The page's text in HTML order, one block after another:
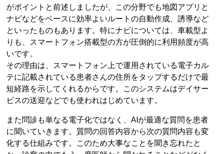
がポイントと前述しましたが、この分野でも地図アプリと
ナビなどをベースに効率よいルートの自動作成、誘導など
といったものもあります。特にナビについては、車載型よ
りも、スマートフォン搭載型の方が圧倒的に利用頻度が高
いです。
その理由は、スマートフォン上で運用されている電子カル
テに記載されている患者さんの住所をタップするだけで最
短経路を示してくれるからです。このシステムはデイサー
ビスの送迎などでも使われはじめています。
また問診も単なる電子化ではなく、AIが最適な質問を患者
に聞いていきます。質問の回答内容から次の質問内容も変
化する仕組みです。このため大事なことを聞き忘れたと